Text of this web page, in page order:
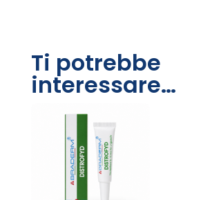
Ti potrebbe
interessare…